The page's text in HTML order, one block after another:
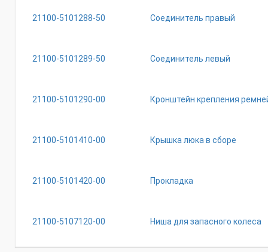
21100-5101288-50 Соединитель правый
21100-5101289-50 Соединитель левый
21100-5101290-00 Кронштейн крепления
21100-5101410-00 Крышка люка в сборе
21100-5101420-00 Прокладка
21100-5107120-00 Ниша для запасного колеса